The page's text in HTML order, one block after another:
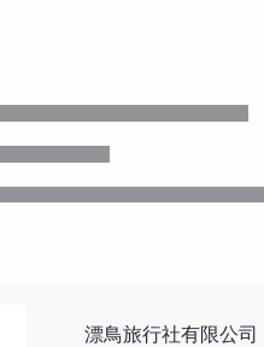
漂鳥旅行社有限公司